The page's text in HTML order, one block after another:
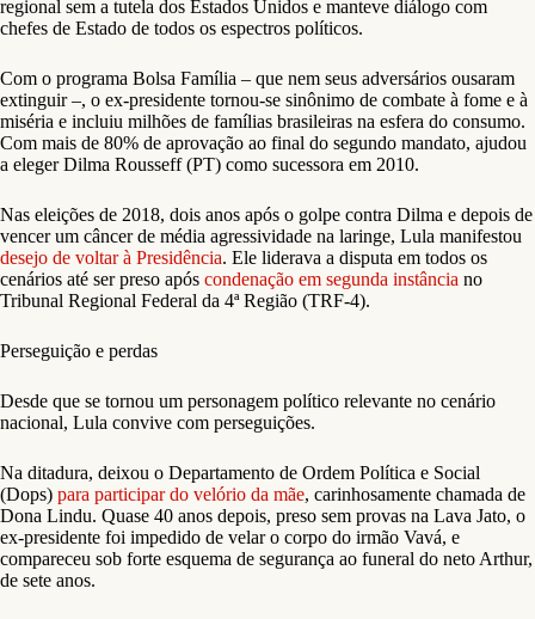
regional sem a tutela dos Estados Unidos e manteve diálogo com
chefes de Estado de todos os espectros políticos.
Com o programa Bolsa Família – que nem seus adversários ousaram
extinguir –, o ex-presidente tornou-se sinônimo de combate à fome e à
miséria e incluiu milhões de famílias brasileiras na esfera do consumo.
Com mais de 80% de aprovação ao final do segundo mandato, ajudou
a eleger Dilma Rousseff (PT) como sucessora em 2010.
Nas eleições de 2018, dois anos após o golpe contra Dilma e depois de
vencer um câncer de média agressividade na laringe, Lula manifestou
desejo de voltar à Presidência. Ele liderava a disputa em todos os
cenários até ser preso após condenação em segunda instância no
Tribunal Regional Federal da 4ª Região (TRF-4).
Perseguição e perdas
Desde que se tornou um personagem político relevante no cenário
nacional, Lula convive com perseguições.
Na ditadura, deixou o Departamento de Ordem Política e Social
(Dops) para participar do velório da mãe, carinhosamente chamada de
Dona Lindu. Quase 40 anos depois, preso sem provas na Lava Jato, o
ex-presidente foi impedido de velar o corpo do irmão Vavá, e
compareceu sob forte esquema de segurança ao funeral do neto Arthur,
de sete anos.